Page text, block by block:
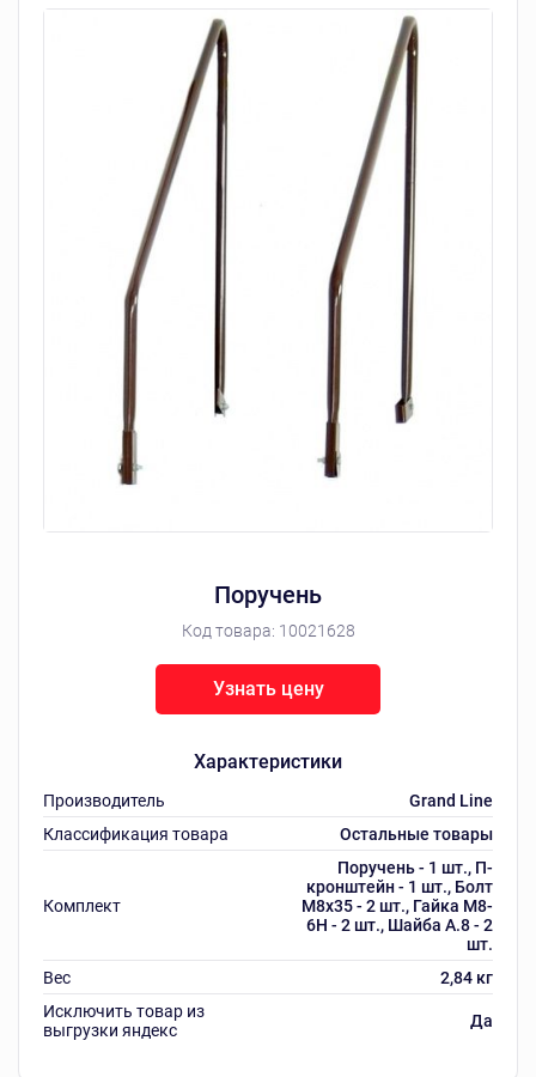
Поручень
Код товара: 10021628
Характеристики
Производитель
Grand Line
Классификация товара
Остальные товары
Комплект
Поручень - 1 шт., П-
кронштейн - 1 шт., Болт
М8х35 - 2 шт., Гайка М8-
6Н - 2 шт., Шайба А.8 - 2
шт.
Вес
2,84 кг
Исключить товар из
выгрузки яндекс
Да
Узнать цену